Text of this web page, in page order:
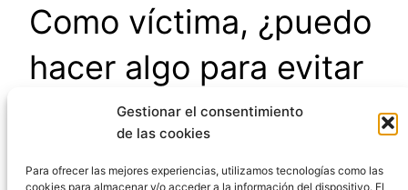
Gestionar el consentimiento
de las cookies
Para ofrecer las mejores experiencias, utilizamos tecnologías como las
cookies para almacenar y/o acceder a la información del dispositivo. El
Como víctima, ¿puedo
hacer algo para evitar
que las pruebas de mi
caso sean declaradas